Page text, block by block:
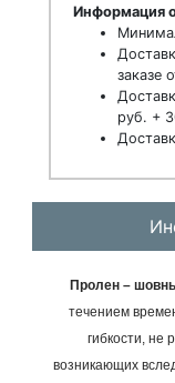
Информация
заказе
руб. +
Пролен –
течением
гибкости, не
возникающих